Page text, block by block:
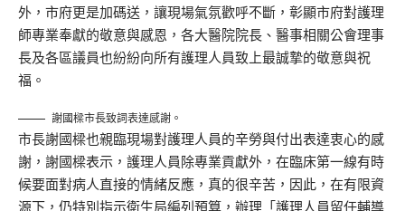
外，市府更是加碼送，讓現場氣氛歡呼不斷，彰顯市府對護理
師專業奉獻的敬意與感恩，各大醫院院長、醫事相關公會理事
長及各區議員也紛紛向所有護理人員致上最誠摯的敬意與祝
福。
謝國樑市長致詞表達感謝。
市長謝國樑也親臨現場對護理人員的辛勞與付出表達衷心的感
謝，謝國樑表示，護理人員除專業貢獻外，在臨床第一線有時
候要面對病人直接的情緒反應，真的很辛苦，因此，在有限資
源下，仍特別指示衛生局編列預算，辦理「護理人員留任輔導